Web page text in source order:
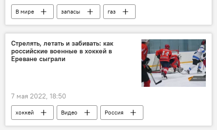
В мире запасы
газ
Турция
Черное море Премьер
Стрелять, летать и забивать: как
российские военные в хоккей в
Ереване сыграли
7 мая 2022, 18:50
хоккей Видео
Россия
Армения